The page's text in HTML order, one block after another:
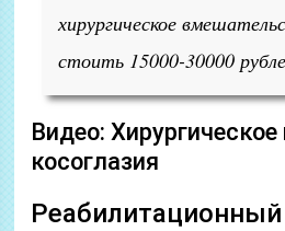
хирургическое
стоить 15000-30000
Видео:
косоглазия
Реабилитационный